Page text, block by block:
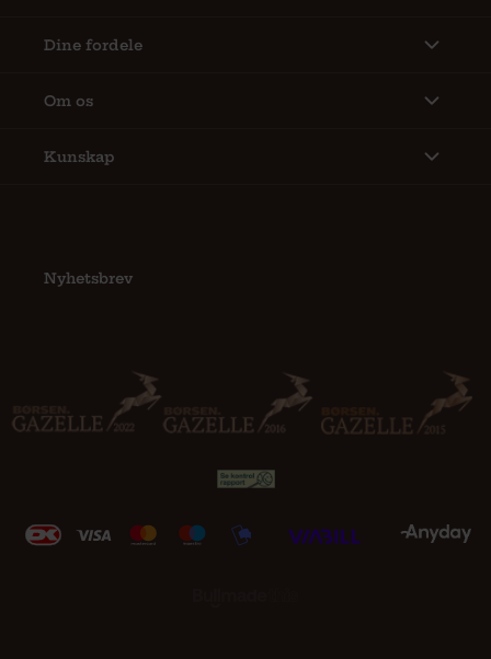
Dine fordele
Om os
Kunskap
Nyhetsbrev